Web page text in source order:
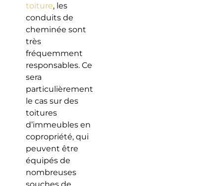
toiture, les
conduits de
cheminée sont
très
fréquemment
responsables. Ce
sera
particulièrement
le cas sur des
toitures
d’immeubles en
copropriété, qui
peuvent être
équipés de
nombreuses